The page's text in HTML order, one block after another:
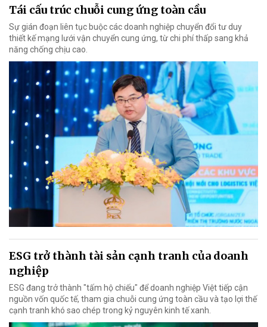
Tái cấu trúc chuỗi cung ứng toàn cầu
Sự gián đoạn liên tục buộc các doanh nghiệp chuyển đổi tư duy
thiết kế mạng lưới vận chuyển cung ứng, từ chi phí thấp sang khả
năng chống chịu cao.
ESG trở thành tài sản cạnh tranh của doanh
nghiệp
ESG đang trở thành "tấm hộ chiếu" để doanh nghiệp Việt tiếp cận
nguồn vốn quốc tế, tham gia chuỗi cung ứng toàn cầu và tạo lợi thế
cạnh tranh khó sao chép trong kỷ nguyên kinh tế xanh.